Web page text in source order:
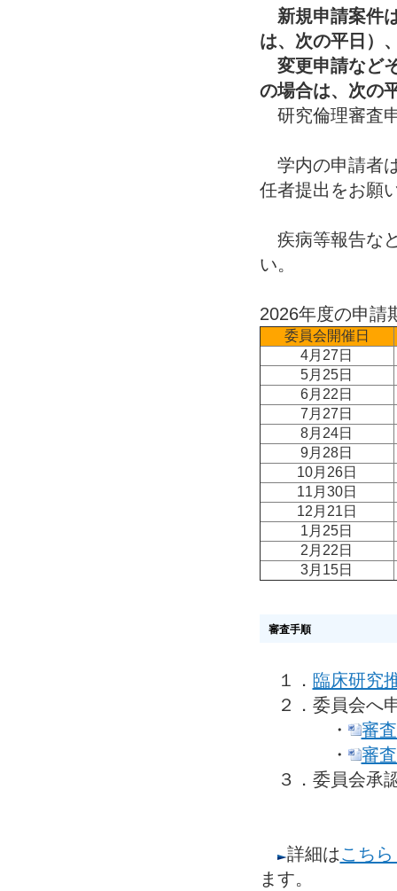
新規申請案件
は、次の平日）
変更申請など
の場合は、次の
研究倫理審査
学内の申請者
任者提出をお願
疾病等報告な
い。
2026年度の申
委員会開催日
4月27日
5月25日
6月22日
7月27日
8月24日
9月28日
10月26日
11月30日
12月21日
1月25日
2月22日
3月15日
審査手順
１． 臨床研究
２．委員会へ
・
審
・
審
３．委員会承
詳細はこち
ます。